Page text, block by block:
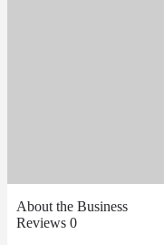
About the Business
Reviews 0